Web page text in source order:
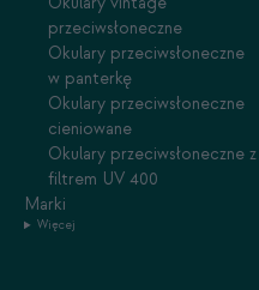
przeciwsłoneczne
Okulary przeciwsłoneczne
w panterkę
Okulary przeciwsłoneczne
cieniowane
Okulary przeciwsłoneczne z
filtrem UV 400
Marki
Więcej